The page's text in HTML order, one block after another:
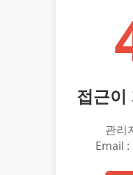
접근이
관리
Email